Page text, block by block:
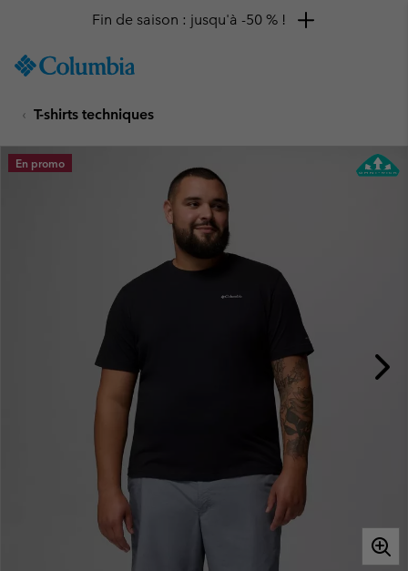
TO
SKIP
MAIN
NAV
Fin de saison : jusqu'à -50 % !
T-shirts techniques
En promo